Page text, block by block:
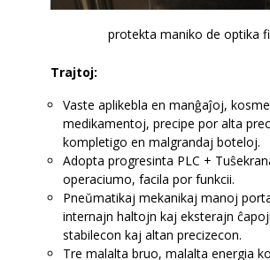
protekta maniko de optika
Trajtoj:
Vaste aplikebla en manĝaĵoj,
medikamentoj, precipe por alta
kompletigo en malgrandaj boteloj.
Adopta progresinta PLC +
operaciumo, facila por funkcii.
Pneŭmatikaj mekanikaj manoj
internajn haltojn kaj eksterajn
stabilecon kaj altan precizecon.
Tre malalta bruo, malalta energia